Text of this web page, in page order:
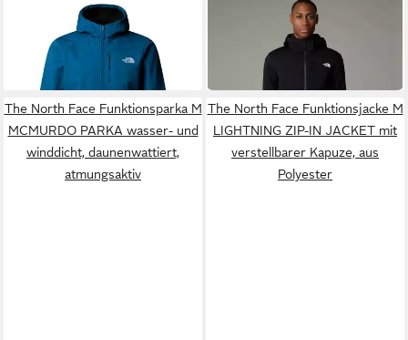
THE NORTH FACE
Outdoorjacke The North Face
Quest HD Softshell
159,95 €
THE NORTH FACE
Softshelljacke sportlicher
Stil, für Outdoor-Aktivitäten,
mit abnehmbarer Kapuze
ab 156,99 €
The North Face Funktionsparka M
MCMURDO PARKA wasser- und
winddicht, daunenwattiert,
atmungsaktiv
The North Face Funktionsjacke M
LIGHTNING ZIP-IN JACKET mit
verstellbarer Kapuze, aus
Polyester